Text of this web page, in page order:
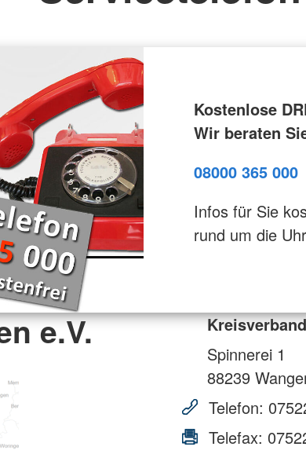
Kostenlose
Wir beraten
08000 365 000
Infos für Sie
rund um die Uhr
e.V.
Spinnerei 1
88239
Telefon:
Telefax: